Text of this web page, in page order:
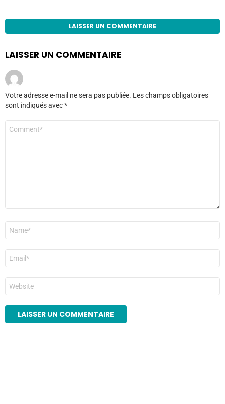
LAISSER UN COMMENTAIRE
LAISSER UN COMMENTAIRE
Votre adresse e-mail ne sera pas publiée. Les champs obligatoires
sont indiqués avec*
Commentaire
Nom
E-
mail
*
Site
web